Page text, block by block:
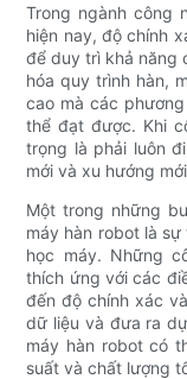
Trong ngành công
hiện nay, độ chính
để duy trì khả năng
hóa quy trình hàn,
cao mà các
thể đạt được. Khi
trọng là phải luôn
mới và xu hướng
Một trong những
máy hàn robot là
học máy. Những
thích ứng với các
đến độ chính xác
dữ liệu và đưa ra
máy hàn robot có
suất và chất lượng